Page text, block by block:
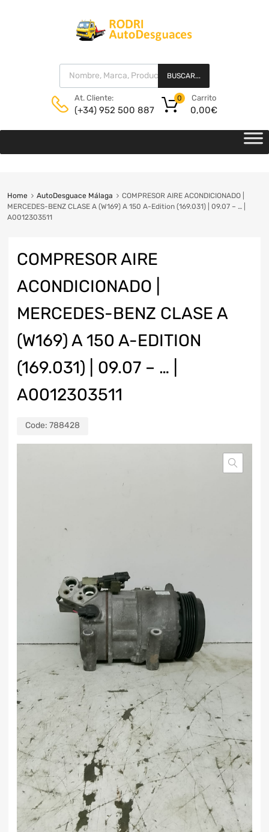
BUSCAR...
At. Cliente:
(+34) 952 500 887
Carrito
0,00€
0
Home AutoDesguace Málaga
COMPRESOR AIRE ACONDICIONADO |
MERCEDES-BENZ CLASE A (W169) A 150 A-Edition (169.031) | 09.07 – … |
A0012303511
COMPRESOR AIRE
ACONDICIONADO |
MERCEDES-BENZ CLASE A
(W169) A 150 A-EDITION
(169.031) | 09.07 – … |
A0012303511
Code: 788428